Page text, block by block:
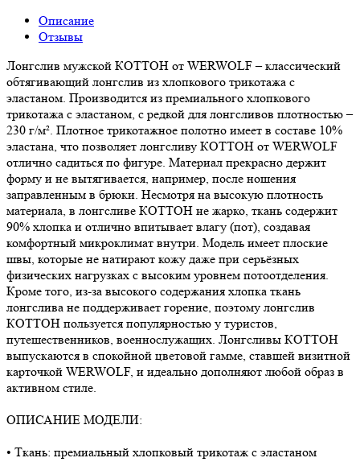
Описание
Отзывы
Лонгслив мужской КОТТОН от WERWOLF – классический
обтягивающий лонгслив из хлопкового трикотажа с
эластаном. Производится из премиального хлопкового
трикотажа с эластаном, с редкой для лонгсливов плотностью –
230 г/м². Плотное трикотажное полотно имеет в составе 10%
эластана, что позволяет лонгсливу КОТТОН от WERWOLF
отлично садиться по фигуре. Материал прекрасно держит
форму и не вытягивается, например, после ношения
заправленным в брюки. Несмотря на высокую плотность
материала, в лонгсливе КОТТОН не жарко, ткань содержит
90% хлопка и отлично впитывает влагу (пот), создавая
комфортный микроклимат внутри. Модель имеет плоские
швы, которые не натирают кожу даже при серьёзных
физических нагрузках с высоким уровнем потоотделения.
Кроме того, из-за высокого содержания хлопка ткань
лонгслива не поддерживает горение, поэтому лонгслив
КОТТОН пользуется популярностью у туристов,
путешественников, военнослужащих. Лонгсливы КОТТОН
выпускаются в спокойной цветовой гамме, ставшей визитной
карточкой WERWOLF, и идеально дополняют любой образ в
активном стиле.
ОПИСАНИЕ МОДЕЛИ:
• Ткань: премиальный хлопковый трикотаж с эластаном